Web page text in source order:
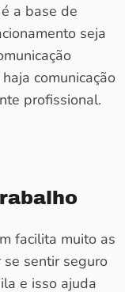
a base de
seja
comunicação
profissional.
facilita muito as
se sentir seguro
e isso ajuda